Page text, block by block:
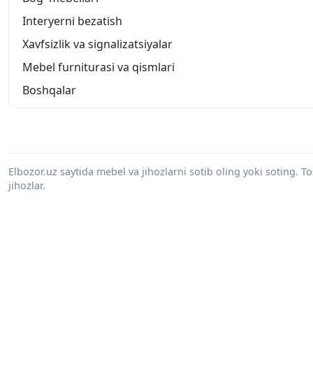
Interyerni bezatish
Xavfsizlik va signalizatsiyalar
Mebel furniturasi va qismlari
Boshqalar
Elbozor.uz saytida mebel va jihozlarni sotib oling yoki soting.
jihozlar.